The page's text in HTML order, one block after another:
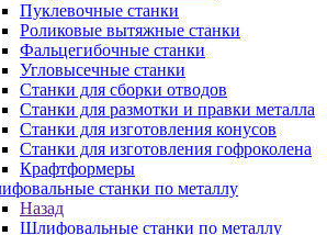
Пуклевочные станки
Роликовые вытяжные станки
Фальцегибочные станки
Угловысечные станки
Станки для сборки отводов
Станки для размотки и правки металла
Станки для изготовления конусов
Станки для изготовления гофроколена
Крафтформеры
станки по металлу
Назад
Шлифовальные станки по металлу